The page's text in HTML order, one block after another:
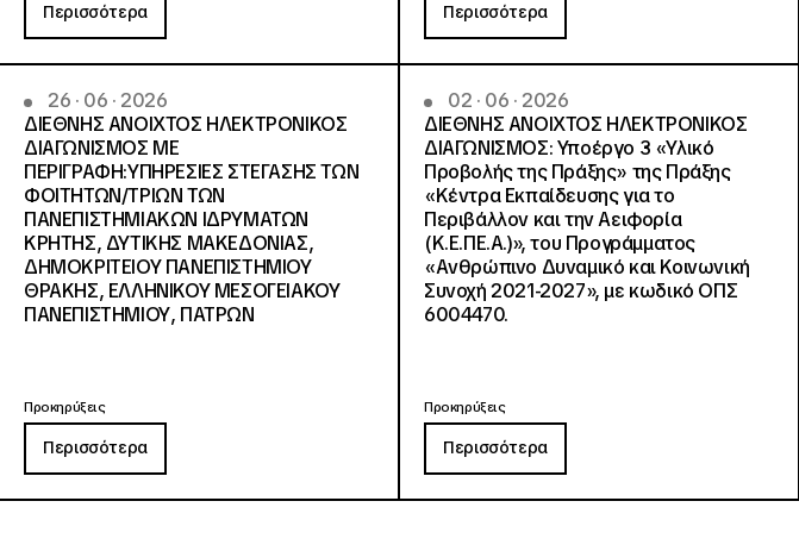
Περισσότερα Περισσότερα
26 · 06 · 2026
ΔΙΕΘΝΗΣ ΑΝΟΙΧΤΟΣ ΗΛΕΚΤΡΟΝΙΚΟΣ
ΔΙΑΓΩΝΙΣΜΟΣ ΜΕ
ΠΕΡΙΓΡΑΦΗ:ΥΠΗΡΕΣΙΕΣ ΣΤΕΓΑΣΗΣ ΤΩΝ
ΦΟΙΤΗΤΩΝ/ΤΡΙΩΝ ΤΩΝ
ΠΑΝΕΠΙΣΤΗΜΙΑΚΩΝ ΙΔΡΥΜΑΤΩΝ
KΡΗΤΗΣ, ΔΥΤΙΚΗΣ ΜΑΚΕΔΟΝΙΑΣ,
ΔΗΜΟΚΡΙΤΕΙΟΥ ΠΑΝΕΠΙΣΤΗΜΙΟΥ
ΘΡΑΚΗΣ, ΕΛΛΗΝΙΚΟΥ ΜΕΣΟΓΕΙΑΚΟΥ
ΠΑΝΕΠΙΣΤΗΜΙΟΥ, ΠΑΤΡΩΝ
Προκηρύξεις
Περισσότερα
02 · 06 · 2026
ΔΙΕΘΝΗΣ ΑΝΟΙΧΤΟΣ ΗΛΕΚΤΡΟΝΙΚΟΣ
ΔΙΑΓΩΝΙΣΜΟΣ: Υποέργο 3 «Υλικό
Προβολής της Πράξης» της Πράξης
«Κέντρα Εκπαίδευσης για το
Περιβάλλον και την Αειφορία
(Κ.Ε.ΠΕ.Α.)», του Προγράμματος
«Ανθρώπινο Δυναμικό και Κοινωνική
Συνοχή 2021-2027», με κωδικό ΟΠΣ
6004470.
Προκηρύξεις
Περισσότερα